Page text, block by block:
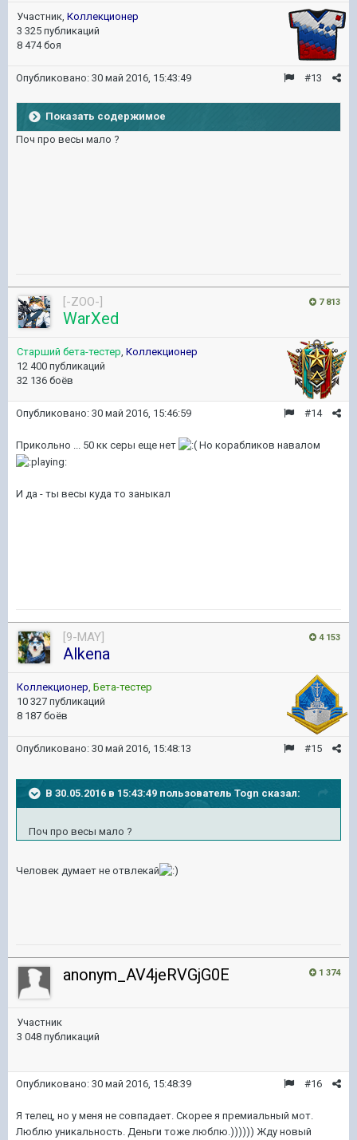
Участник, Коллекционер
3 325 публикаций
8 474 боя
#13
Опубликовано: 30 май 2016, 15:43:49
Показать содержимое
Поч про весы мало ?
7 813
[-ZOO-]
WarXed
Старший бета-тестер Коллекционер
12 400 публикаций
32 136 боёв
#14
Опубликовано: 30 май 2016, 15:46:59
Прикольно ... 50 кк серы еще нет Но корабликов навалом
И да - ты весы куда то заныкал
4 153
[9-MAY]
Alkena
Коллекционер Бета-тестер
10 327 публикаций
8 187 боёв
#15
Опубликовано: 30 май 2016, 15:48:13
В 30.05.2016 в 15:43:49 пользователь Togn сказал:
Поч про весы мало ?
Человек думает не отвлекай
1 374
anonym_AV4jeRVGjG0E
Участник
3 048 публикаций
#16
Опубликовано: 30 май 2016, 15:48:39
Я телец, но у меня не совпадает. Скорее я премиальный мот.
Люблю уникальность. Деньги тоже люблю.)))))) Жду новый